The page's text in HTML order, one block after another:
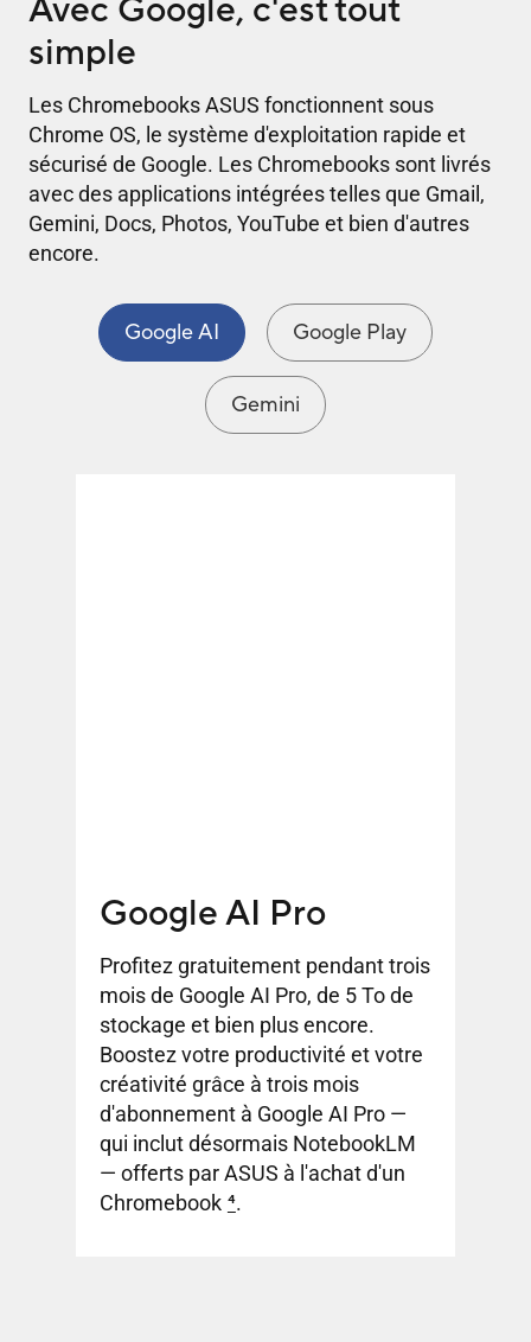
Avec Google, c'est tout
simple
Les Chromebooks ASUS fonctionnent sous
Chrome OS, le système d'exploitation rapide et
sécurisé de Google. Les Chromebooks sont livrés
avec des applications intégrées telles que Gmail,
Gemini, Docs, Photos, YouTube et bien d'autres
encore.
Google AI Google Play
Gemini
Google AI Pro
Profitez gratuitement pendant trois
mois de Google AI Pro, de 5 To de
stockage et bien plus encore.
Boostez votre productivité et votre
créativité grâce à trois mois
d'abonnement à Google AI Pro —
qui inclut désormais NotebookLM
— offerts par ASUS à l'achat d'un
Chromebook 4.